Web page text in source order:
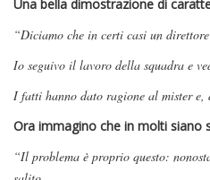
Una bella dimostrazione di
“Diciamo che in certi casi un
Io seguivo il lavoro della squadra e
I fatti hanno dato ragione al mister e,
Ora immagino che in molti siano
“Il problema è proprio questo: